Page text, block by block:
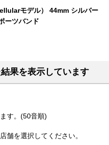
モデル） 44mm シルバー
ーツバンド
果を表示しています
す。(50音順)
舗を選択してください。